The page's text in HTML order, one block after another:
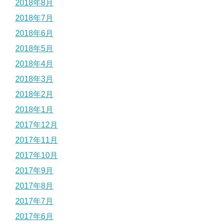
2018年8月
2018年7月
2018年6月
2018年5月
2018年4月
2018年3月
2018年2月
2018年1月
2017年12月
2017年11月
2017年10月
2017年9月
2017年8月
2017年7月
2017年6月